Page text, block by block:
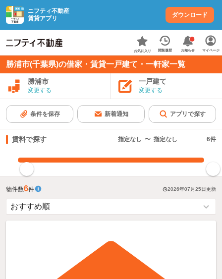
ニフティ不動産
賃貸アプリ
ダウンロード
お気に入り 閲覧履歴 お知らせ マイページ
勝浦市(千葉県)の借家・賃貸一戸建て・一軒家一覧
勝浦市
変更する
一戸建て
変更する
条件を保存 新着通知 アプリで探す
賃料で探す 指定なし 〜 指定なし 6件
物件数6件 2026年07月25日更新